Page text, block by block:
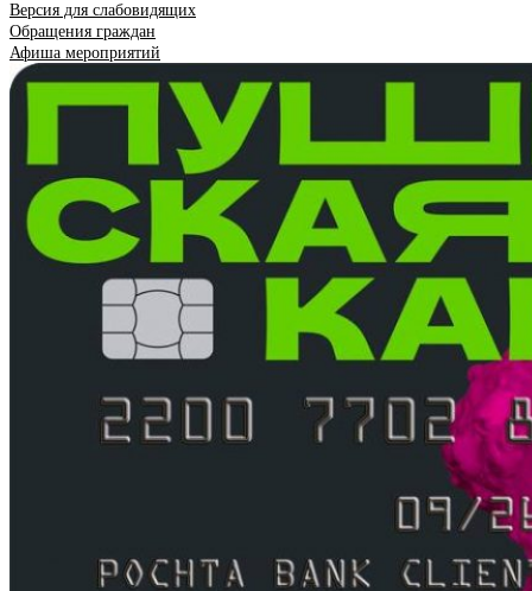
Версия для слабовидящих
Обращения граждан
Афиша мероприятий